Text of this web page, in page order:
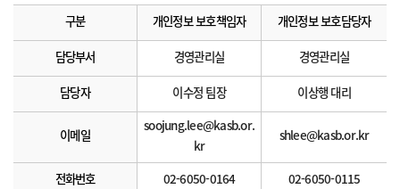
구분 개인정보 보호책임자 개인정보 보호담당자
담당부서 경영관리실 경영관리실
담당자 이수정 팀장 이상행 대리
이메일
soojung.lee@kasb.or.
kr
shlee@kasb.or.kr
전화번호 02-6050-0164 02-6050-0115